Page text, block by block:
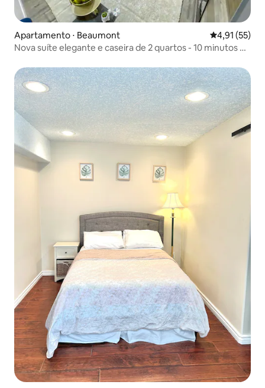
Apartamento ⋅ Beaumont 4,91 de uma
4,91 (55)
Nova suíte elegante e caseira de 2 quartos - 10 minutos do